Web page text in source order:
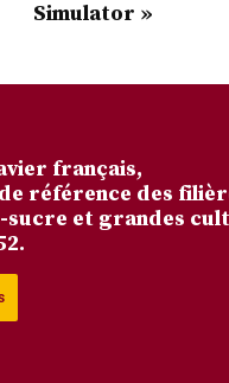
Simulator »
français,
référence des
et grandes